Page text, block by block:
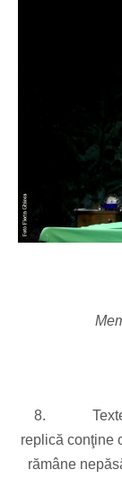
8.
replică conţine
rămâne